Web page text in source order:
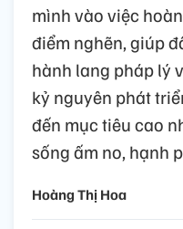
mình vào việc
điểm nghẽn, giúp
hành lang pháp lý
kỷ nguyên phát
đến mục tiêu cao
sống ấm no, hạnh
Hoàng Thị Hoa